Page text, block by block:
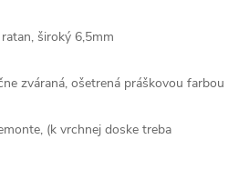
široký 6,5mm
zváraná, ošetrená práškovou farbou
(k vrchnej doske treba